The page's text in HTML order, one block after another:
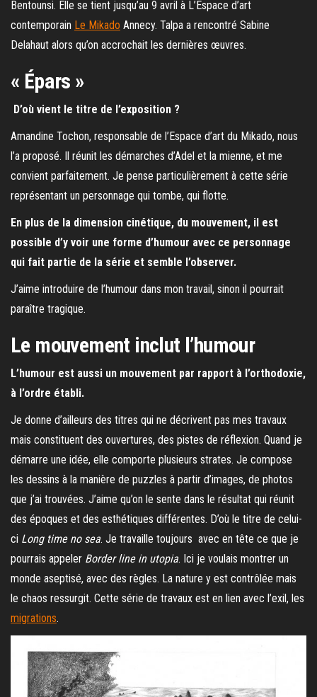
Bentounsi. Elle se tient jusqu’au 9 avril à L’Espace d’art
contemporain Le Mikado Annecy. Talpa a rencontré Sabine
Delahaut alors qu’on accrochait les dernières œuvres.
« Épars »
D’où vient le titre de l’exposition ?
Amandine Tochon, responsable de l’Espace d’art du Mikado, nous
l’a proposé. Il réunit les démarches d’Adel et la mienne, et me
convient parfaitement. Je pense particulièrement à cette série
représentant un personnage qui tombe, qui flotte.
En plus de la dimension cinétique, du mouvement, il est
possible d’y voir une forme d’humour avec ce personnage
qui fait partie de la série et semble l’observer.
J’aime introduire de l’humour dans mon travail, sinon il pourrait
paraître tragique.
Le mouvement inclut l’humour
L’humour est aussi un mouvement par rapport à l’orthodoxie,
à l’ordre établi.
Je donne d’ailleurs des titres qui ne décrivent pas mes travaux
mais constituent des ouvertures, des pistes de réflexion. Quand je
démarre une idée, elle comporte plusieurs strates. Je compose
les dessins à la manière de puzzles à partir d’images, de photos
que j’ai trouvées. J’aime qu’on le sente dans le résultat qui réunit
des époques et des esthétiques différentes. D’où le titre de celui-
ci Long time no sea. Je travaille toujours avec en tête ce que je
pourrais appeler Border line in utopia. Ici je voulais montrer un
monde aseptisé, avec des règles. La nature y est contrôlée mais
le chaos ressurgit. Cette série de travaux est en lien avec l’exil, les
migrations.